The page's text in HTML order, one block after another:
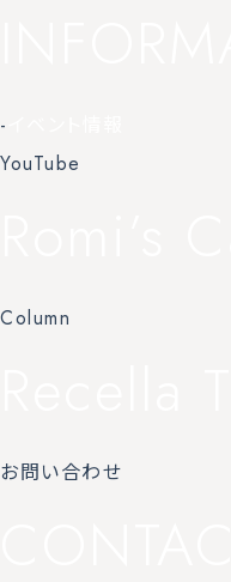
-
YouTube
Column
お問い合わせ